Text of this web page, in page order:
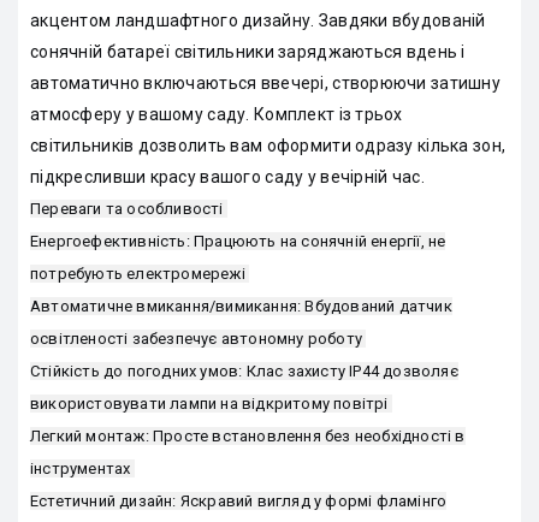
акцентом ландшафтного дизайну. Завдяки вбудованій
сонячній батареї світильники заряджаються вдень і
автоматично включаються ввечері, створюючи затишну
атмосферу у вашому саду. Комплект із трьох
світильників дозволить вам оформити одразу кілька зон,
підкресливши красу вашого саду у вечірній час.
Переваги та особливості
Енергоефективність: Працюють на сонячній енергії, не
потребують електромережі
Автоматичне вмикання/вимикання: Вбудований датчик
освітленості забезпечує автономну роботу
Стійкість до погодних умов: Клас захисту IP44 дозволяє
використовувати лампи на відкритому повітрі
Легкий монтаж: Просте встановлення без необхідності в
інструментах
Естетичний дизайн: Яскравий вигляд у формі фламінго